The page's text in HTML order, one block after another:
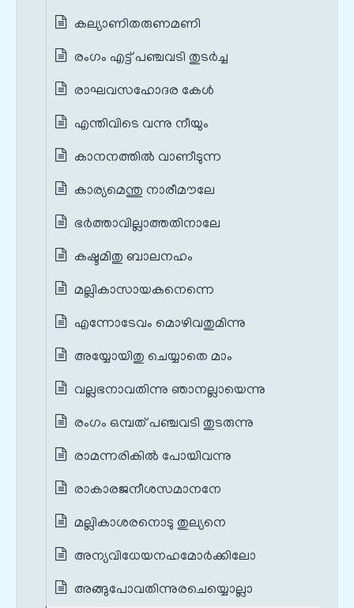
കല്യാണിതരുണമണി
രംഗം എട്ട് പഞ്ചവടി തുടർച്ച
രാഘവസഹോദര കേൾ
എന്തിവിടെ വന്നു നീയും
കാനനത്തിൽ വാണീടുന്ന
കാര്യമെന്തു നാരീമൗലേ
ഭർത്താവില്ലാത്തതിനാലേ
കഷ്ടമിതു ബാലനഹം
മല്ലികാസായകനെന്നെ
എന്നോടേവം മൊഴിവതുമിന്നു
അയ്യോയിതു ചെയ്യാതെ മാം
വല്ലഭനാവതിന്നു ഞാനല്ലായെന്നു
രംഗം ഒമ്പത് പഞ്ചവടി തുടരുന്നു
രാമന്നരികിൽ പോയിവന്നു
രാകാരജനീശസമാനനേ
മല്ലികാശരനൊടു തുല്യനെ
അന്യവിധേയനഹമോർക്കിലോ
അങ്ങുപോവതിന്നുരചെയ്യൊല്ലാ